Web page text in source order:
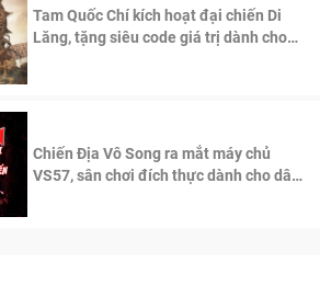
Tam Quốc Chí kích hoạt đại chiến Di
Lăng, tặng siêu code giá trị dành cho
Chiến Địa Vô Song ra mắt máy chủ
VS57, sân chơi đích thực dành cho dân